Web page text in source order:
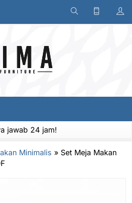
jawab 24 jam!
Minimalis » Set Meja Makan